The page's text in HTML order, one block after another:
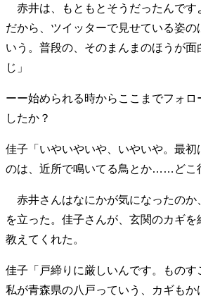
ライフスタイル・生き方
40代からの景色 50代のリアル
パートナーとの歩み方
親になるとい
私を彩るエッセンス
60代のネクス
70代のグランドデザイン
社会・カルチャー・マネー
地域とつながる/お金との付き合い方
赤井は、もともとそうだったんです
だから、ツイッターで見せている姿の
いう。普段の、そのまんまのほうが
じ」
ーー始められる時からここまでフォロ
したか？
佳子「いやいやいや、いやいや。最初
のは、近所で鳴いてる鳥とか……どこ
赤井さんはなにかが気になったのか
を立った。佳子さんが、玄関のカギを
教えてくれた。
佳子「戸締りに厳しいんです。ものす
私が青森県の八戸っていう、カギも